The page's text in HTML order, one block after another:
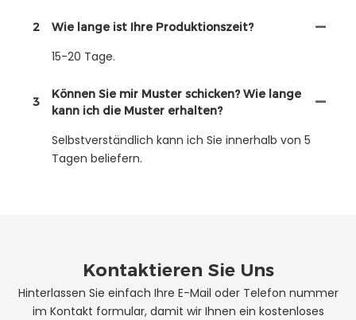
2 Wie lange ist Ihre Produktionszeit?
15-20 Tage.
3
Können Sie mir Muster schicken? Wie lange
kann ich die Muster erhalten?
Selbstverständlich kann ich Sie innerhalb von 5
Tagen beliefern.
Kontaktieren Sie Uns
Hinterlassen Sie einfach Ihre E-Mail oder Telefon nummer
im Kontakt formular, damit wir Ihnen ein kostenloses